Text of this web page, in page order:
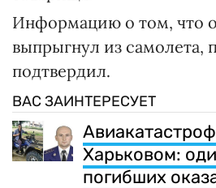
Информацию о том, что
выпрыгнул из самолета,
подтвердил.
ВАС ЗАИНТЕРЕСУЕТ
Харьковом:
погибших